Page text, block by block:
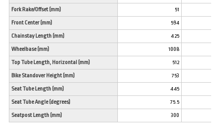
Fork Rake/Offset (mm) 51
Front Center (mm) 594
Chainstay Length (mm) 425
Wheelbase (mm) 1008
Top Tube Length, Horizontal (mm) 512
Bike Standover Height (mm) 753
Seat Tube Length (mm) 445
Seat Tube Angle (degrees) 75.5
Seatpost Length (mm) 300